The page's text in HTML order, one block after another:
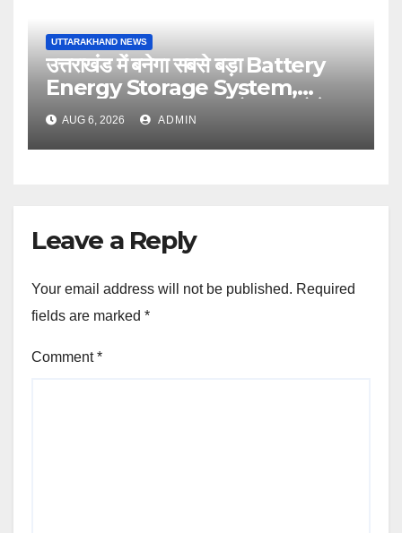
UTTARAKHAND NEWS
उत्तराखंड में बनेगा सबसे बड़ा Battery
Energy Storage System,
UJVNL लगाएगा 352 करोड़ का प्रोजेक्ट
AUG 6, 2026 ADMIN
Leave a Reply
Your email address will not be published. Required
fields are marked *
Comment*